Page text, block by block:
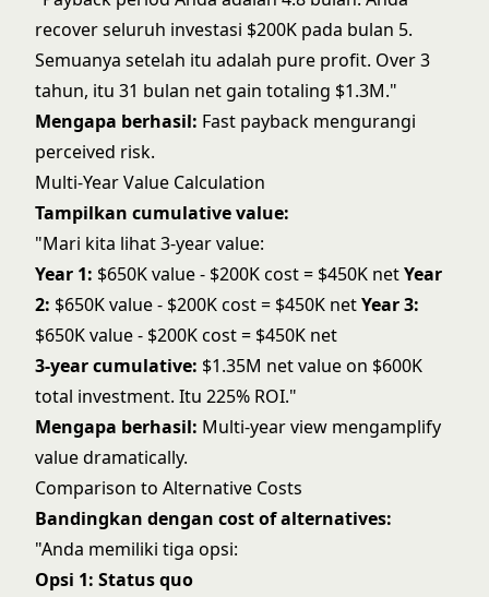
recover seluruh investasi $200K pada bulan 5.
Semuanya setelah itu adalah pure profit. Over 3
tahun, itu 31 bulan net gain totaling $1.3M."
Mengapa berhasil: Fast payback mengurangi
perceived risk.
Multi-Year Value Calculation
Tampilkan cumulative value:
"Mari kita lihat 3-year value:
Year 1: $650K value - $200K cost = $450K netYear
2: $650K value - $200K cost = $450K netYear 3:
$650K value - $200K cost = $450K net
3-year cumulative: $1.35M net value on $600K
total investment. Itu 225% ROI."
Mengapa berhasil: Multi-year view mengamplify
value dramatically.
Comparison to Alternative Costs
Bandingkan dengan cost of alternatives:
"Anda memiliki tiga opsi:
Opsi 1: Status quo